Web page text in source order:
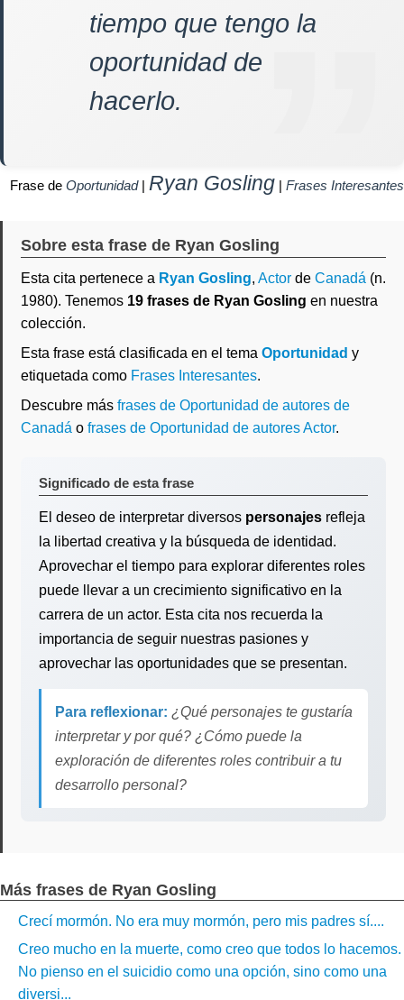
tiempo que tengo la
oportunidad de
hacerlo.
Frase de Oportunidad| Ryan Gosling | Frases Interesantes
Sobre esta frase de Ryan Gosling
Esta cita pertenece a Ryan Gosling, Actor de Canadá (n.
1980). Tenemos 19 frases de Ryan Gosling en nuestra
colección.
Esta frase está clasificada en el tema Oportunidad y
etiquetada como Frases Interesantes.
Descubre más frases de Oportunidad de autores de
Canadá o frases de Oportunidad de autores Actor.
Significado de esta frase
El deseo de interpretar diversos personajes refleja
la libertad creativa y la búsqueda de identidad.
Aprovechar el tiempo para explorar diferentes roles
puede llevar a un crecimiento significativo en la
carrera de un actor. Esta cita nos recuerda la
importancia de seguir nuestras pasiones y
aprovechar las oportunidades que se presentan.
Para reflexionar: ¿Qué personajes te gustaría
interpretar y por qué? ¿Cómo puede la
exploración de diferentes roles contribuir a tu
desarrollo personal?
Más frases de Ryan Gosling
Crecí mormón. No era muy mormón, pero mis padres sí....
Creo mucho en la muerte, como creo que todos lo hacemos.
No pienso en el suicidio como una opción, sino como una
diversi...